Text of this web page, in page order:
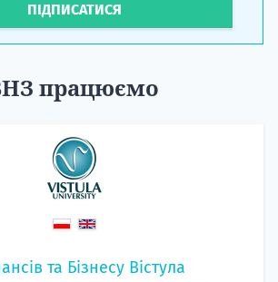
ПІДПИСАТИСЯ
працюємо
та Бізнесу Вістула